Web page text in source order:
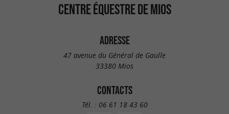
CENTRE ÉQUESTRE DE MIOS
ADRESSE
47 avenue du Général de Gaulle
33380 Mios
CONTACTS
Tél. : 06 61 18 43 60